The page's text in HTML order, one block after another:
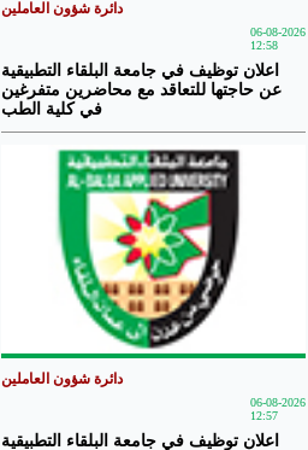
دائرة شؤون العاملين
06-08-2026
12:58
اعلان توظيف في جامعة البلقاء التطبيقية
عن حاجتها للتعاقد مع محاضرين متفرغين
في كلية الطب
دائرة شؤون العاملين
06-08-2026
12:57
اعلان توظيف في جامعة البلقاء التطبيقية